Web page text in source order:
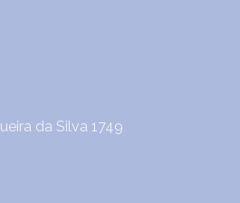
da Silva 1749